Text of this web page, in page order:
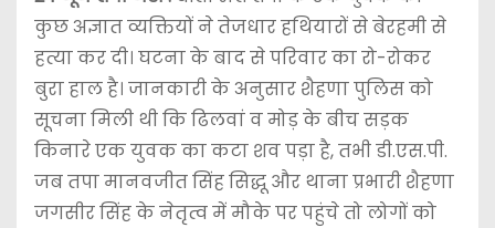
कुछ अज्ञात व्यक्तियों ने तेजधार हथियारों से बेरहमी से
हत्या कर दी। घटना के बाद से परिवार का रो-रोकर
बुरा हाल है। जानकारी के अनुसार शैहणा पुलिस को
सूचना मिली थी कि ढिलवां व मोड़ के बीच सड़क
किनारे एक युवक का कटा शव पड़ा है, तभी डी.एस.पी.
जब तपा मानवजीत सिंह सिद्धू और थाना प्रभारी शैहणा
जगसीर सिंह के नेतृत्व में मौके पर पहुंचे तो लोगों को